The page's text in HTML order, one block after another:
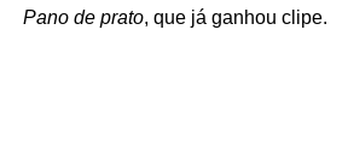
Pano de prato, que já ganhou clipe.